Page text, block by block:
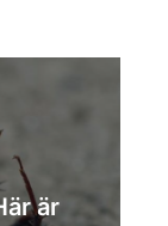
är